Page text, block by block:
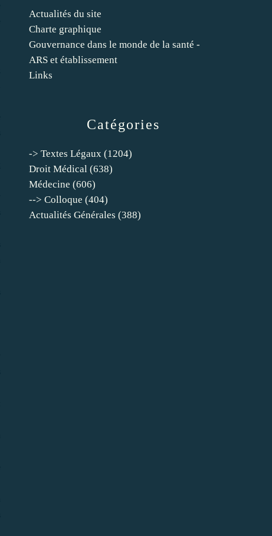
Catégories
-> Textes Légaux (1204)
Droit Médical (638)
Médecine (606)
--> Colloque (404)
Actualités Générales (388)
Actualités du site
Charte graphique
Gouvernance dans le monde de la santé -
ARS et établissement
Links